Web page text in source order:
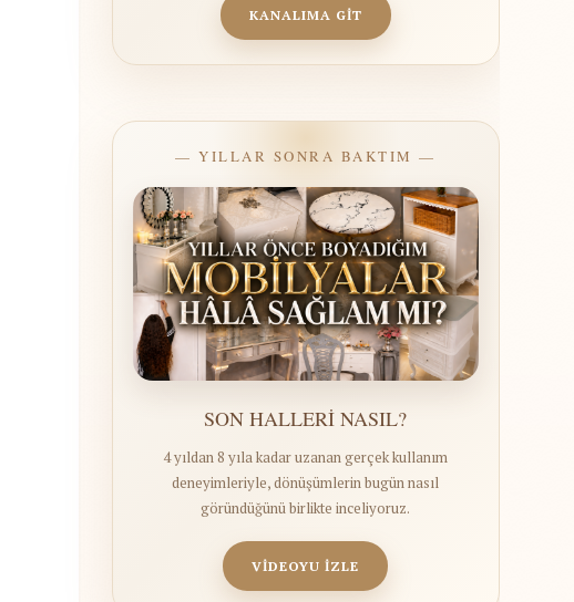
KANALIMA GİT
— YILLAR SONRA BAKTIM —
SON HALLERİ NASIL?
4 yıldan 8 yıla kadar uzanan gerçek kullanım
deneyimleriyle, dönüşümlerin bugün nasıl
göründüğünü birlikte inceliyoruz.
VİDEOYU İZLE